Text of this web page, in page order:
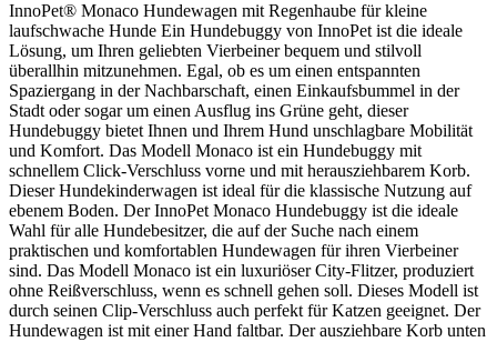
InnoPet® Monaco Hundewagen mit Regenhaube für kleine
laufschwache Hunde Ein Hundebuggy von InnoPet ist die ideale
Lösung, um Ihren geliebten Vierbeiner bequem und stilvoll
überallhin mitzunehmen. Egal, ob es um einen entspannten
Spaziergang in der Nachbarschaft, einen Einkaufsbummel in der
Stadt oder sogar um einen Ausflug ins Grüne geht, dieser
Hundebuggy bietet Ihnen und Ihrem Hund unschlagbare Mobilität
und Komfort. Das Modell Monaco ist ein Hundebuggy mit
schnellem Click-Verschluss vorne und mit herausziehbarem Korb.
Dieser Hundekinderwagen ist ideal für die klassische Nutzung auf
ebenem Boden. Der InnoPet Monaco Hundebuggy ist die ideale
Wahl für alle Hundebesitzer, die auf der Suche nach einem
praktischen und komfortablen Hundewagen für ihren Vierbeiner
sind. Das Modell Monaco ist ein luxuriöser City-Flitzer, produziert
ohne Reißverschluss, wenn es schnell gehen soll. Dieses Modell ist
durch seinen Clip-Verschluss auch perfekt für Katzen geeignet. Der
Hundewagen ist mit einer Hand faltbar. Der ausziehbare Korb unten